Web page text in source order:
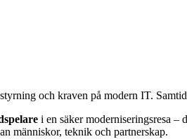
och kraven på modern IT.
i en säker moderniseringsresa
människor, teknik och partnerskap.